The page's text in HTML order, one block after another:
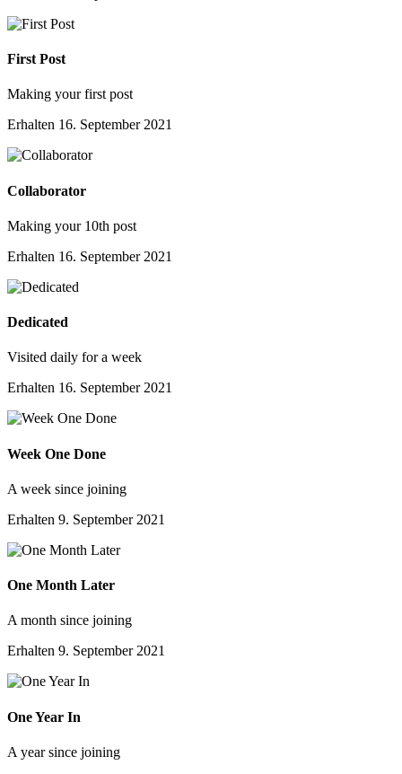
First Post
Making your first post
Erhalten 16. September 2021
Collaborator
Making your 10th post
Erhalten 16. September 2021
Dedicated
Visited daily for a week
Erhalten 16. September 2021
Week One Done
A week since joining
Erhalten 9. September 2021
One Month Later
A month since joining
Erhalten 9. September 2021
One Year In
A year since joining